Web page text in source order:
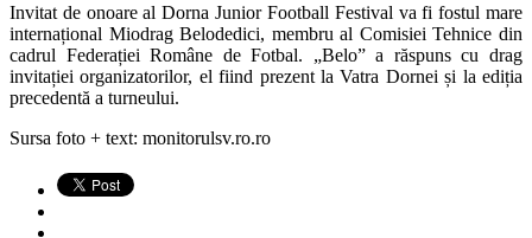
Invitat de onoare al Dorna Junior Football Festival va fi fostul mare
internațional Miodrag Belodedici, membru al Comisiei Tehnice din
cadrul Federației Române de Fotbal. „Belo” a răspuns cu drag
invitației organizatorilor, el fiind prezent la Vatra Dornei și la ediția
precedentă a turneului.
Sursa foto + text: monitorulsv.ro.ro